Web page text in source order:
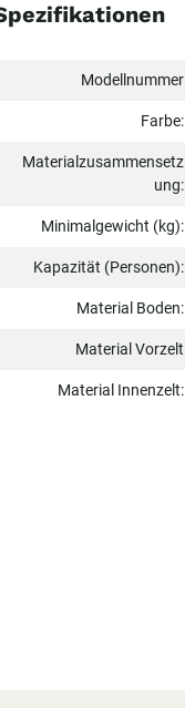
Modellnummer
Farbe:
Materialzusammensetz
ung:
Minimalgewicht (kg):
Kapazität (Personen):
Material Boden:
Material Vorzelt
Material Innenzelt: